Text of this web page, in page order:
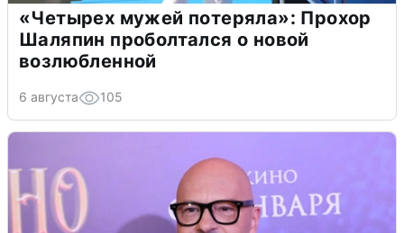
«Четырех мужей потеряла»: Прохор
Шаляпин проболтался о новой
возлюбленной
6 августа 105